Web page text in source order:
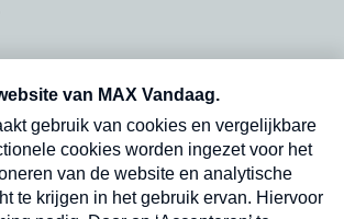
vrijdag- en dinsdagochtend in
Verzend